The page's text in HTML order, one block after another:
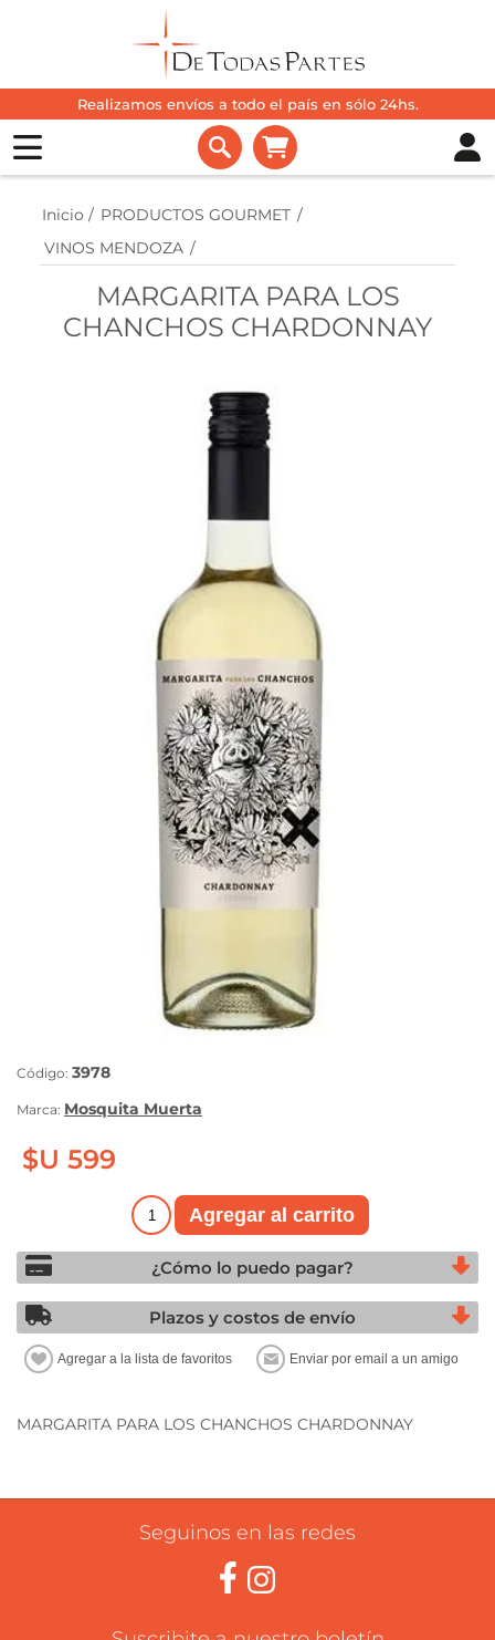
Realizamos envíos a todo el país en sólo 24hs.
Inicio / PRODUCTOS GOURMET /
VINOS MENDOZA /
MARGARITA PARA LOS
CHANCHOS CHARDONNAY
Código: 3978
Marca: Mosquita Muerta
$U 599
¿Cómo lo puedo pagar?
Plazos y costos de envío
MARGARITA PARA LOS CHANCHOS CHARDONNAY
Seguinos en las redes